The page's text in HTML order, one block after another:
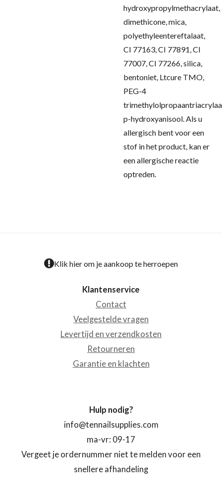
hydroxypropylmethacrylaat,
dimethicone, mica,
polyethyleentereftalaat,
CI 77163, CI 77891, CI
77007, CI 77266, silica,
bentoniet, Ltcure TMO,
PEG-4
p-hydroxyanisool.Als u
allergisch bent voor een
stof in het product, kan er
een allergische reactie
optreden.
Klik hier om je aankoop te herroepen
Klantenservice
Contact
Veelgestelde vragen
Levertijd en verzendkosten
Retourneren
Garantie en klachten
Hulp nodig?
info@tennailsupplies.com
ma-vr: 09-17
Vergeet je ordernummer niet te melden voor een
snellere afhandeling